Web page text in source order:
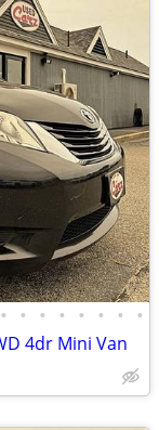
• • • • • • • •
4dr Mini Van